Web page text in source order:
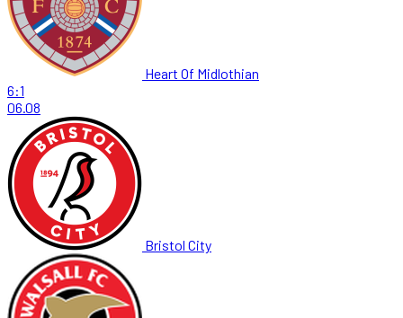
Heart Of Midlothian
6:1
06.08
Bristol City